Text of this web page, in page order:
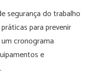
segurança do trabalho
para prevenir
cronograma
e